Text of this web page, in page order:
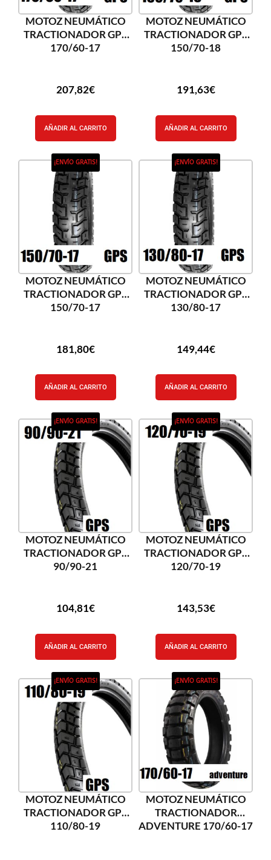
MOTOZ NEUMÁTICO
TRACTIONADOR GPS
170/60-17
207,82€
AÑADIR AL CARRITO
MOTOZ NEUMÁTICO
TRACTIONADOR GPS
150/70-18
191,63€
AÑADIR AL CARRITO
¡ENVÍO GRATIS!
MOTOZ NEUMÁTICO
TRACTIONADOR GPS
150/70-17
181,80€
AÑADIR AL CARRITO
¡ENVÍO GRATIS!
MOTOZ NEUMÁTICO
TRACTIONADOR GPS
130/80-17
149,44€
AÑADIR AL CARRITO
¡ENVÍO GRATIS!
MOTOZ NEUMÁTICO
TRACTIONADOR GPS
90/90-21
104,81€
AÑADIR AL CARRITO
¡ENVÍO GRATIS!
MOTOZ NEUMÁTICO
TRACTIONADOR GPS
120/70-19
143,53€
AÑADIR AL CARRITO
¡ENVÍO GRATIS!
MOTOZ NEUMÁTICO
TRACTIONADOR GPS
110/80-19
¡ENVÍO GRATIS!
MOTOZ NEUMÁTICO
TRACTIONADOR
ADVENTURE 170/60-17